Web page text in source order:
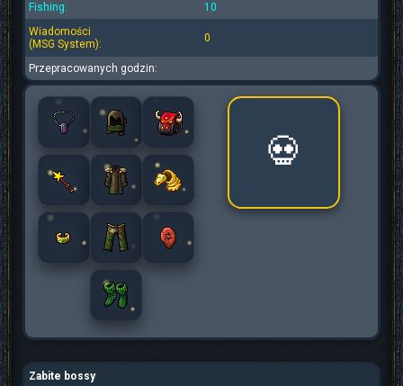
Fishing:
10
Wiadomości
(MSG System):
0
Przepracowanych godzin:
💀
Zabite bossy